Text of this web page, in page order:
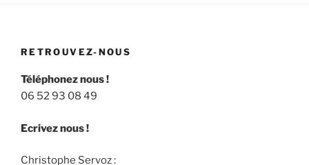
RETROUVEZ-NOUS
Téléphonez nous !
06 52 93 08 49
Ecrivez nous !
Christophe Servoz :